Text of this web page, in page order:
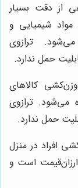
از دقت بسیار
شیمیایی و
ترازوی
حمل ندارد.
کالاهای
می‌شود. ترازوی
حمل ندارد.
افراد در منزل
است و